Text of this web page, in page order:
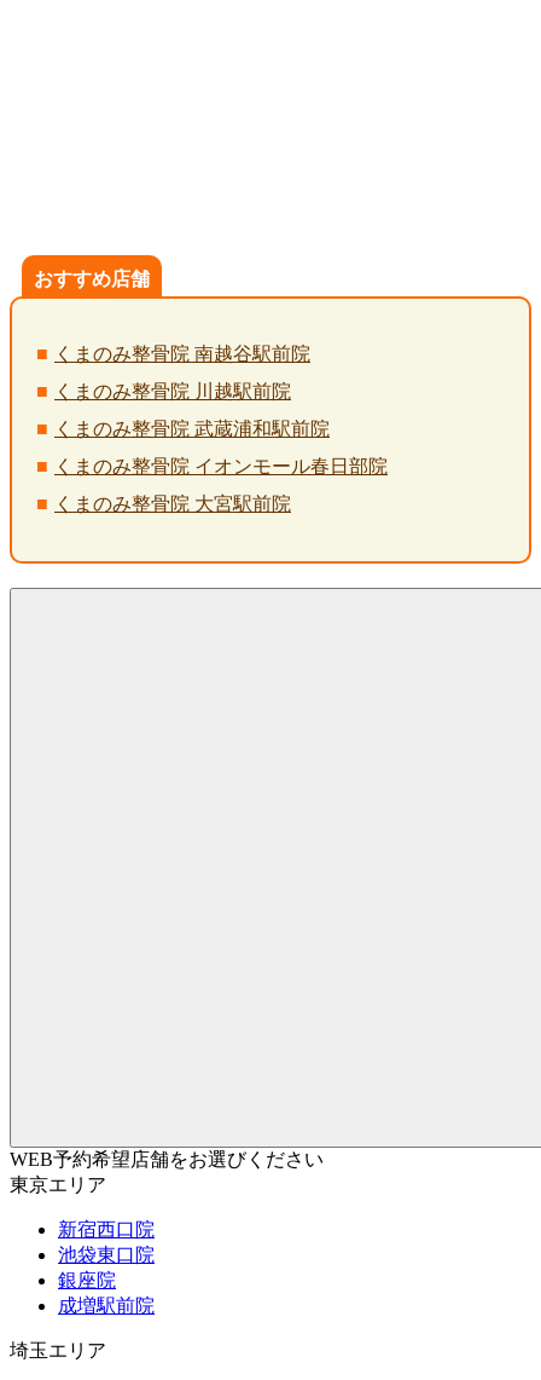
おすすめ店舗
くまのみ整骨院 南越谷駅前院
くまのみ整骨院 川越駅前院
くまのみ整骨院 武蔵浦和駅前院
くまのみ整骨院 イオンモール春日部院
くまのみ整骨院 大宮駅前院
WEB予約希望店舗をお選びください
東京エリア
新宿西口院
池袋東口院
銀座院
成増駅前院
埼玉エリア